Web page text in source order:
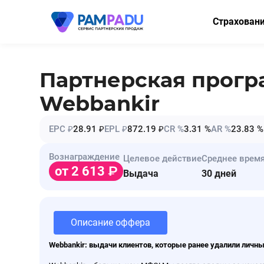
Мини-КАСКО
Партнерская
Webbankir
EPC ₽28.91 ₽EPL ₽872.19 ₽CR %3.31 %AR %23.83 %
Вознаграждение
от 2 613
Целевое действие
Выдача
Среднее
30 дней
Описание оффера
Webbankir: выдачи клиентов, которые ранее удалили